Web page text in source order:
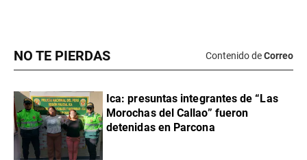
NO TE PIERDAS Contenido deCorreo
Ica: presuntas integrantes de “Las
Morochas del Callao” fueron
detenidas en Parcona